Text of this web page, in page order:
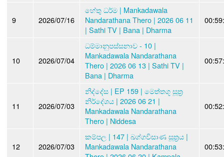
9 2026/07/16
හේතු ධර්ම | Mankadawala
Nandarathana Thero | 2026 06 11
| Sathi TV | Bana | Dharma
10 2026/07/04
ධම්මානුපස්සනාව - 10 |
Mankadawala Nandarathana
Thero | 2026 06 13 | Sathi TV |
Bana | Dharma
11 2026/07/03
නිද්දේස | EP 159 | මෙත්තගූ සූත්‍ර‍
නිර්දේශය | 2026 06 21 |
Mankadawala Nandarathana
Thero | Niddesa
12 2026/07/03
කම්පල | 147 | ඛග්ගවිසාණ සූත්‍රය |
Mankadawala Nandarathana